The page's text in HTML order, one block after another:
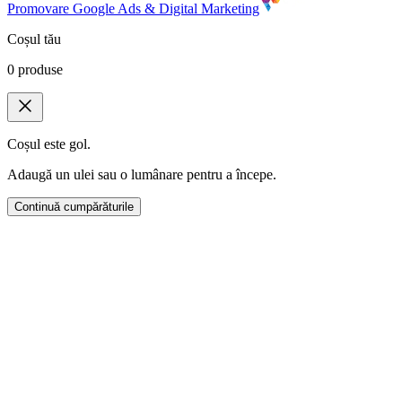
Promovare Google Ads & Digital Marketing
Coșul tău
0 produse
Coșul este gol.
Adaugă un ulei sau o lumânare pentru a începe.
Continuă cumpărăturile